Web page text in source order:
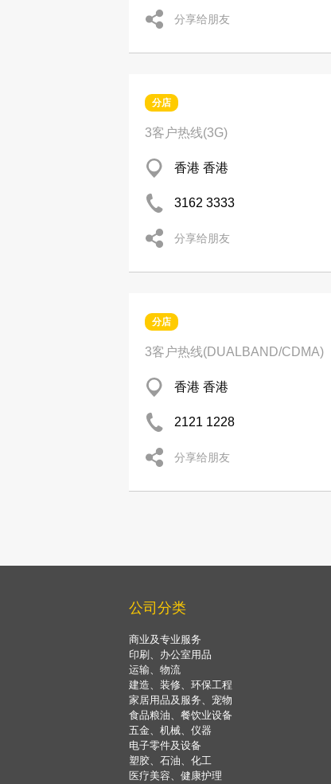
分享给朋友
分店
3客户热线(3G)
香港 香港
3162 3333
分享给朋友
分店
3客户热线(DUALBAND/CDMA)
香港 香港
2121 1228
分享给朋友
公司分类
商业及专业服务
印刷、办公室用品
运输、物流
建造、装修、环保工程
家居用品及服务、宠物
食品粮油、餐饮业设备
五金、机械、仪器
电子零件及设备
塑胶、石油、化工
医疗美容、健康护理